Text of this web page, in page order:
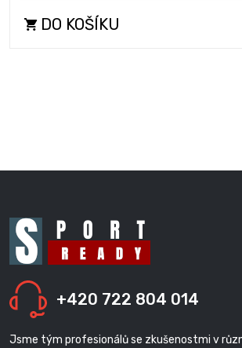
DO KOŠÍKU
+420 722 804 014
Jsme tým profesionálů se zkušenostmi v